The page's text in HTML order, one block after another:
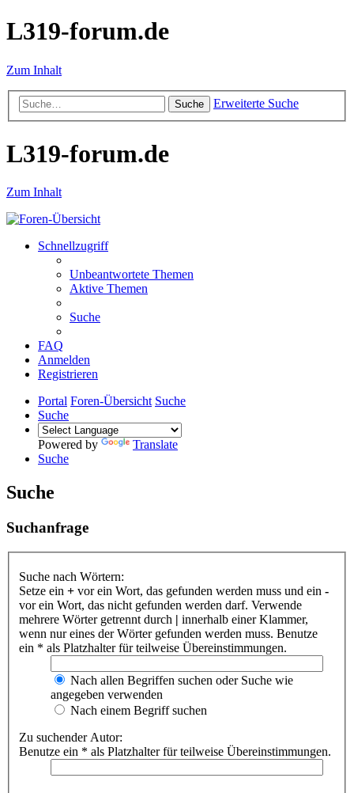
L319-forum.de
Zum Inhalt
Suche Erweiterte Suche
L319-forum.de
Zum Inhalt
Schnellzugriff
Unbeantwortete Themen
Aktive Themen
Suche
FAQ
Anmelden
Registrieren
Portal Foren-Übersicht Suche
Suche
Powered by
Translate
Suche
Suche
Suchanfrage
Suche nach Wörtern:
Setze ein + vor ein Wort, das gefunden werden muss und ein -
vor ein Wort, das nicht gefunden werden darf. Verwende
mehrere Wörter getrennt durch
innerhalb einer Klammer,
wenn nur eines der Wörter gefunden werden muss. Benutze
ein * als Platzhalter für teilweise Übereinstimmungen.
Nach allen Begriffen suchen oder Suche wie
angegeben verwenden
Nach einem Begriff suchen
Zu suchender Autor:
Benutze ein * als Platzhalter für teilweise Übereinstimmungen.